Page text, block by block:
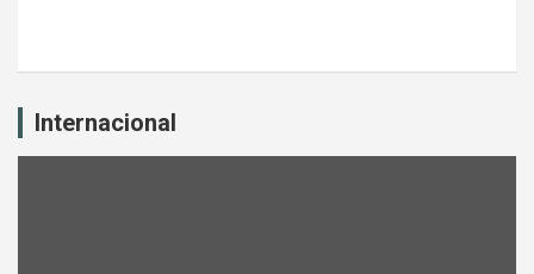
Internacional